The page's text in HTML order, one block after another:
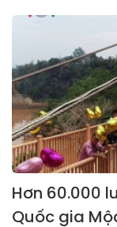
Hơn 60.000
Quốc gia